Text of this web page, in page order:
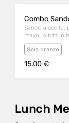
Combo
Sando a scelta,
mayo, bibita in
Solo pranzo
15.00 €
Lunch